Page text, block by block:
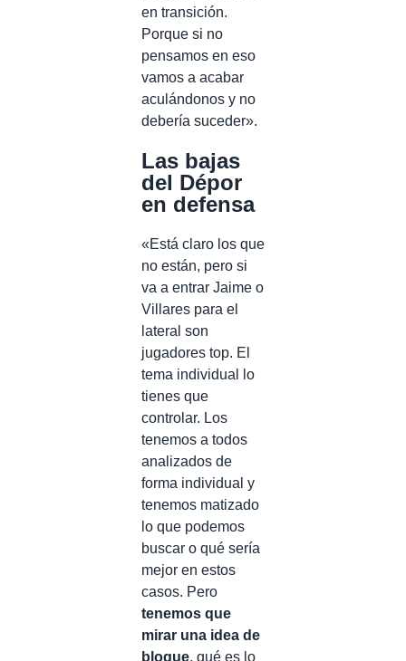
en transición.
Porque si no
pensamos en eso
vamos a acabar
aculándonos y no
debería suceder».
Las bajas
del Dépor
en defensa
«Está claro los que
no están, pero si
va a entrar Jaime o
Villares para el
lateral son
jugadores top. El
tema individual lo
tienes que
controlar. Los
tenemos a todos
analizados de
forma individual y
tenemos matizado
lo que podemos
buscar o qué sería
mejor en estos
casos. Pero
tenemos que
mirar una idea de
bloque, qué es lo